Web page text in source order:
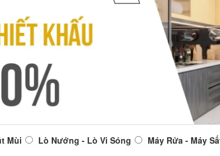
Mùi Lò Nướng - Lò Vi Sóng Máy Rửa - Máy